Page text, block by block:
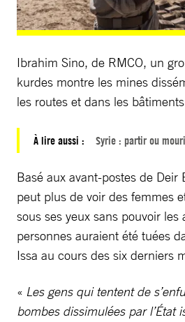
Ibrahim Sino, de RMCO, un
kurdes montre les mines
les routes et dans les
À lire aussi : Syrie : partir ou
Basé aux avant-postes de Deir
peut plus de voir des femmes
sous ses yeux sans pouvoir les
personnes auraient été tuées
Issa au cours des six derniers
« Les gens qui tentent de
bombes dissimulées par l’État